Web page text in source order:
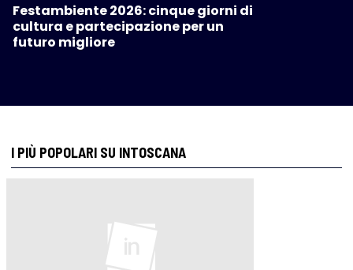
Festambiente 2026: cinque giorni di
cultura e partecipazione per un
futuro migliore
I PIÙ POPOLARI SU INTOSCANA